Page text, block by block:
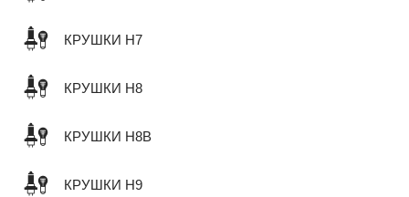
КРУШКИ H7
КРУШКИ H8
КРУШКИ H8B
КРУШКИ H9